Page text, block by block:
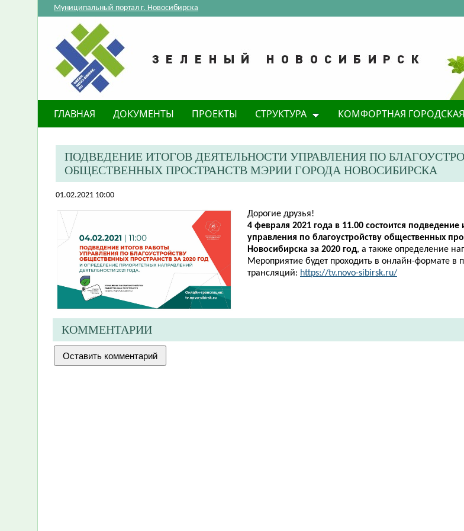
Муниципальный портал г. Новосибирска
ГЛАВНАЯ ДОКУМЕНТЫ ПРОЕКТЫ СТРУКТУРА КОМФОРТНАЯ
ПОДВЕДЕНИЕ ИТОГОВ ДЕЯТЕЛЬНОСТИ УПРАВЛЕНИЯ ПО
ОБЩЕСТВЕННЫХ ПРОСТРАНСТВ МЭРИИ ГОРОДА НОВОСИБИРСКА
01.02.2021 10:00
Дорогие друзья!
4 февраля 2021 года в 11.00 состоится подведение
управления по благоустройству общественных
Новосибирска за 2020 год, а также определение
Мероприятие будет проходить в онлайн-формате в
трансляций: https://tv.novo-sibirsk.ru/
КОММЕНТАРИИ